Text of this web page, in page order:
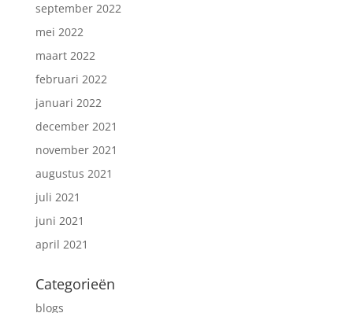
september 2022
mei 2022
maart 2022
februari 2022
januari 2022
december 2021
november 2021
augustus 2021
juli 2021
juni 2021
april 2021
Categorieën
blogs